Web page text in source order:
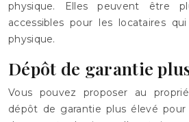
physique. Elles peuvent être
accessibles pour les locataires
physique.
Dépôt de garantie
Vous pouvez proposer au
dépôt de garantie plus élevé pour